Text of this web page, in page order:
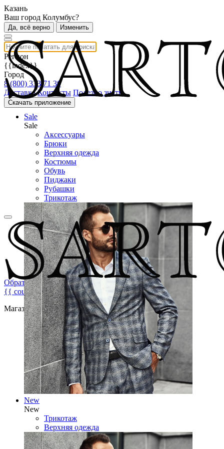
Казань
Ваш город Колумбус?
Да, всё верно Изменить
Регион
{{index}}
Город
8 (800) 333 71 30
Доставка Контакты Полезно знать
Скачать приложение
Обратная связь
{{ count }}
Магазин брендовой мужской одежды
Sale
Sale
Аксессуары
Брюки
Верхняя одежда
Костюмы
Обувь
Пиджаки
Рубашки
Трикотаж
New
New
Трикотаж
Верхняя одежда